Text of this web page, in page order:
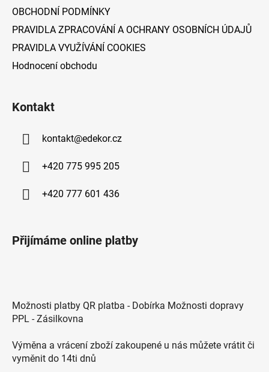
OBCHODNÍ PODMÍNKY
PRAVIDLA ZPRACOVÁNÍ A OCHRANY OSOBNÍCH ÚDAJŮ
PRAVIDLA VYUŽÍVÁNÍ COOKIES
Hodnocení obchodu
Kontakt
kontakt@edekor.cz
+420 775 995 205
+420 777 601 436
Přijímáme online platby
Možnosti platby QR platba - Dobírka Možnosti dopravy
PPL - Zásilkovna
Výměna a vrácení zboží zakoupené u nás můžete vrátit či
vyměnit do 14ti dnů